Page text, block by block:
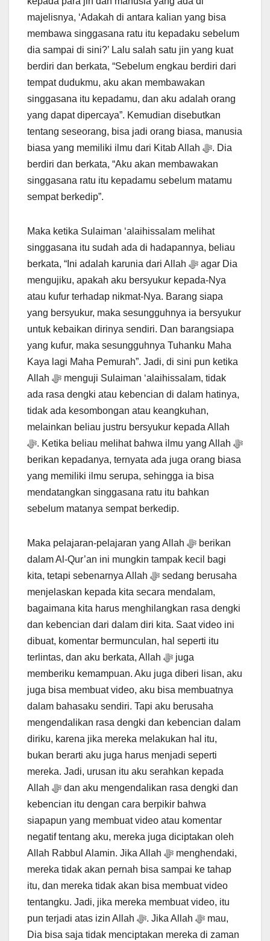
majelisnya, ‘Adakah di antara kalian yang bisa
membawa singgasana ratu itu kepadaku sebelum
dia sampai di sini?’ Lalu salah satu jin yang kuat
berdiri dan berkata, “Sebelum engkau berdiri dari
tempat dudukmu, aku akan membawakan
singgasana itu kepadamu, dan aku adalah orang
yang dapat dipercaya”. Kemudian disebutkan
tentang seseorang, bisa jadi orang biasa, manusia
biasa yang memiliki ilmu dari Kitab Allah ﷻ. Dia
berdiri dan berkata, “Aku akan membawakan
singgasana ratu itu kepadamu sebelum matamu
sempat berkedip”.
Maka ketika Sulaiman ‘alaihissalam melihat
singgasana itu sudah ada di hadapannya, beliau
berkata, “Ini adalah karunia dari Allah ﷻ agar Dia
mengujiku, apakah aku bersyukur kepada-Nya
atau kufur terhadap nikmat-Nya. Barang siapa
yang bersyukur, maka sesungguhnya ia bersyukur
untuk kebaikan dirinya sendiri. Dan barangsiapa
yang kufur, maka sesungguhnya Tuhanku Maha
Kaya lagi Maha Pemurah”. Jadi, di sini pun ketika
Allah ﷻ menguji Sulaiman ‘alaihissalam, tidak
ada rasa dengki atau kebencian di dalam hatinya,
tidak ada kesombongan atau keangkuhan,
melainkan beliau justru bersyukur kepada Allah
ﷻ. Ketika beliau melihat bahwa ilmu yang Allah ﷻ
berikan kepadanya, ternyata ada juga orang biasa
yang memiliki ilmu serupa, sehingga ia bisa
mendatangkan singgasana ratu itu bahkan
sebelum matanya sempat berkedip.
Maka pelajaran-pelajaran yang Allah ﷻ berikan
dalam Al-Qur’an ini mungkin tampak kecil bagi
kita, tetapi sebenarnya Allah ﷻ sedang berusaha
menjelaskan kepada kita secara mendalam,
bagaimana kita harus menghilangkan rasa dengki
dan kebencian dari dalam diri kita. Saat video ini
dibuat, komentar bermunculan, hal seperti itu
terlintas, dan aku berkata, Allah ﷻ juga
memberiku kemampuan. Aku juga diberi lisan, aku
juga bisa membuat video, aku bisa membuatnya
dalam bahasaku sendiri. Tapi aku berusaha
mengendalikan rasa dengki dan kebencian dalam
diriku, karena jika mereka melakukan hal itu,
bukan berarti aku juga harus menjadi seperti
mereka. Jadi, urusan itu aku serahkan kepada
Allah ﷻ dan aku mengendalikan rasa dengki dan
kebencian itu dengan cara berpikir bahwa
siapapun yang membuat video atau komentar
negatif tentang aku, mereka juga diciptakan oleh
Allah Rabbul Alamin. Jika Allah ﷻ menghendaki,
mereka tidak akan pernah bisa sampai ke tahap
itu, dan mereka tidak akan bisa membuat video
tentangku. Jadi, jika mereka membuat video, itu
pun terjadi atas izin Allah ﷻ. Jika Allah ﷻ mau,
Dia bisa saja tidak menciptakan mereka di zaman